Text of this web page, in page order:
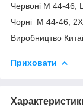
Червоні M 44-46,
Чорні М 44-46,
Виробництво
Приховати